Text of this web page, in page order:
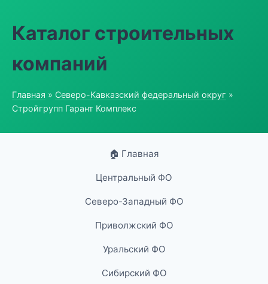
Каталог строительных
компаний
Главная » Северо-Кавказский федеральный округ »
Стройгрупп Гарант Комплекс
🏠 Главная
Центральный ФО
Северо-Западный ФО
Приволжский ФО
Уральский ФО
Сибирский ФО